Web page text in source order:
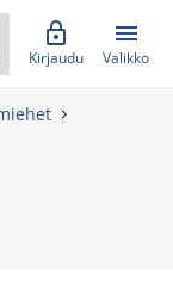
Kirjaudu Valikko